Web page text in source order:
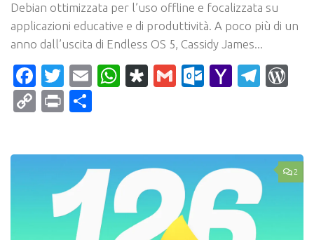
Debian ottimizzata per l’uso offline e focalizzata su
applicazioni educative e di produttività. A poco più di un
anno dall’uscita di Endless OS 5, Cassidy James...
Facebook
Twitter
EmailWhatsApp
Diaspora
Gmail Yahoo
CopyPrint
2